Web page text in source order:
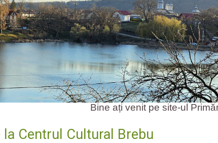
Bine ați venit pe site-ul Primăriei
Centrul Cultural Brebu